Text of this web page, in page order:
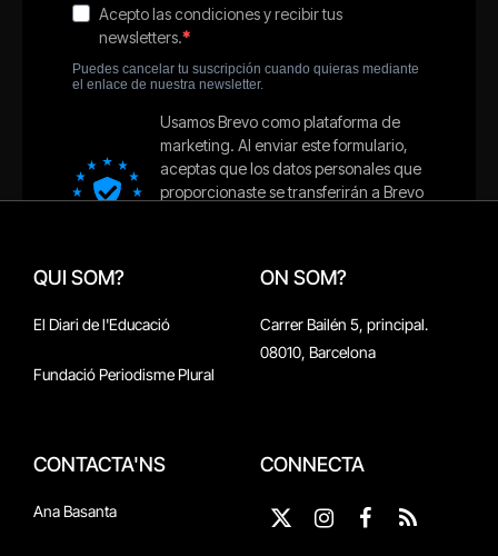
QUI SOM?
El Diari de l'Educació
Fundació Periodisme Plural
ON SOM?
Carrer Bailén 5, principal.
08010, Barcelona
CONTACTA'NS
Ana Basanta
CONNECTA
X
InstagramFacebook
RSS